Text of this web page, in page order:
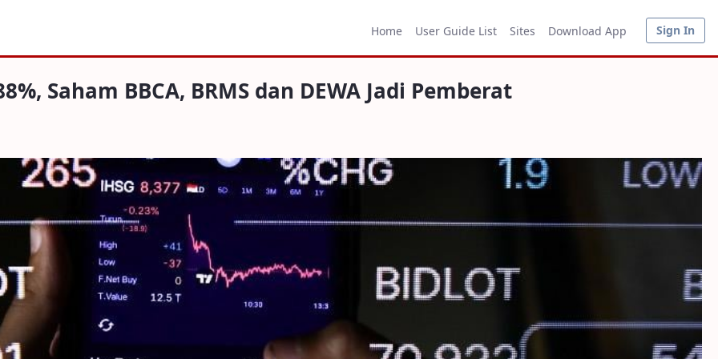
BBCA, BRMS dan DEWA Jadi Pemberat
Home User Guide List Sites Download App Sign In
Saham BBCA, BRMS dan DEWA Jadi Pemberat